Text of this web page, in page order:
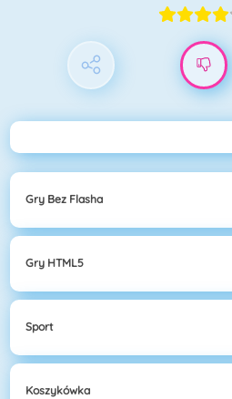
Gry Bez Flasha
Gry HTML5
Sport
Koszykówka